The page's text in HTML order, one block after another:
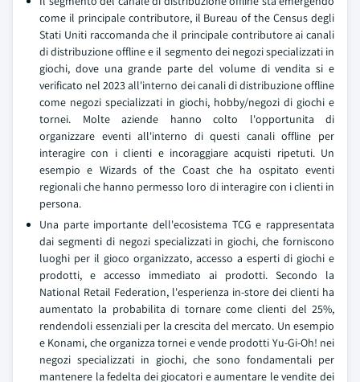
come il principale contributore, il Bureau of the Census degli
Stati Uniti raccomanda che il principale contributore ai canali
di distribuzione offline e il segmento dei negozi specializzati in
giochi, dove una grande parte del volume di vendita si e
verificato nel 2023 all'interno dei canali di distribuzione offline
come negozi specializzati in giochi, hobby/negozi di giochi e
tornei. Molte aziende hanno colto l'opportunita di
organizzare eventi all'interno di questi canali offline per
interagire con i clienti e incoraggiare acquisti ripetuti. Un
esempio e Wizards of the Coast che ha ospitato eventi
regionali che hanno permesso loro di interagire con i clienti in
persona.
Una parte importante dell'ecosistema TCG e rappresentata
dai segmenti di negozi specializzati in giochi, che forniscono
luoghi per il gioco organizzato, accesso a esperti di giochi e
prodotti, e accesso immediato ai prodotti. Secondo la
National Retail Federation, l'esperienza in-store dei clienti ha
aumentato la probabilita di tornare come clienti del 25%,
rendendoli essenziali per la crescita del mercato. Un esempio
e Konami, che organizza tornei e vende prodotti Yu-Gi-Oh! nei
negozi specializzati in giochi, che sono fondamentali per
mantenere la fedelta dei giocatori e aumentare le vendite dei